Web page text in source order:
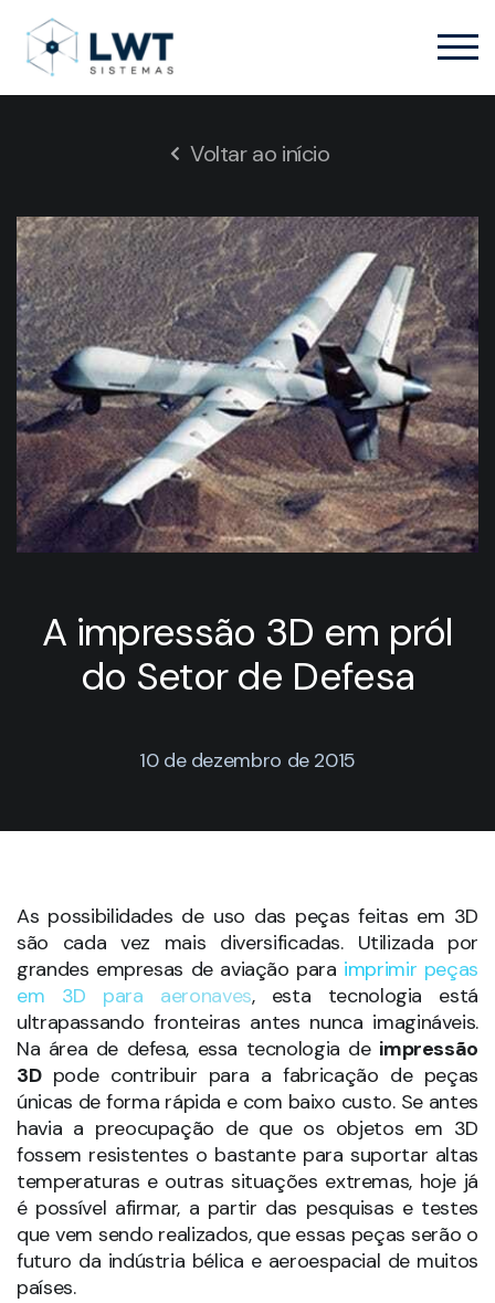
Voltar ao início
A impressão 3D em pról
do Setor de Defesa
10 de dezembro de 2015
As possibilidades de uso das peças feitas em 3D
são cada vez mais diversificadas. Utilizada por
grandes empresas de aviação para imprimir peças
em 3D para aeronaves, esta tecnologia está
ultrapassando fronteiras antes nunca imagináveis.
Na área de defesa, essa tecnologia de impressão
3Dpode contribuir para a fabricação de peças
únicas de forma rápida e com baixo custo. Se antes
havia a preocupação de que os objetos em 3D
fossem resistentes o bastante para suportar altas
temperaturas e outras situações extremas, hoje já
é possível afirmar, a partir das pesquisas e testes
que vem sendo realizados, que essas peças serão o
futuro da indústria bélica e aeroespacial de muitos
países.